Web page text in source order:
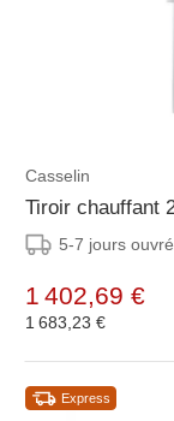
Casselin
Tiroir chauffant
5-7 jours
1 402,69 €
1 683,23 €
Express